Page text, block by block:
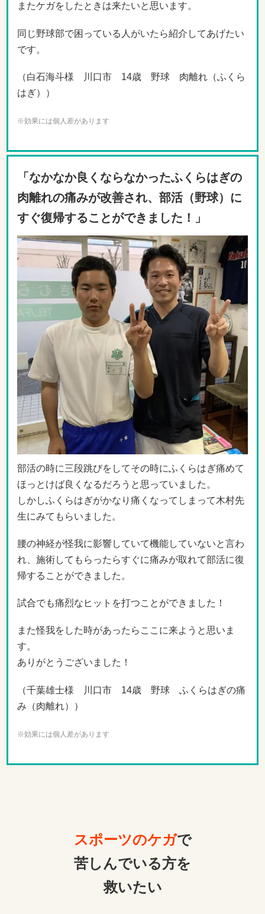
またケガをしたときは来たいと思います。
同じ野球部で困っている人がいたら紹介してあげたい
です。
（白石海斗様 川口市 14歳 野球 肉離れ（ふくら
はぎ））
※効果には個人差があります
「なかなか良くならなかったふくらはぎの
肉離れの痛みが改善され、部活（野球）に
すぐ復帰することができました！」
部活の時に三段跳びをしてその時にふくらはぎ痛めて
ほっとけば良くなるだろうと思っていました。
しかしふくらはぎがかなり痛くなってしまって木村先
生にみてもらいました。
腰の神経が怪我に影響していて機能していないと言わ
れ、施術してもらったらすぐに痛みが取れて部活に復
帰することができました。
試合でも痛烈なヒットを打つことができました！
また怪我をした時があったらここに来ようと思いま
す。
ありがとうございました！
（千葉雄士様 川口市 14歳 野球 ふくらはぎの痛
み（肉離れ））
※効果には個人差があります
スポーツのケガで
苦しんでいる方を
救いたい